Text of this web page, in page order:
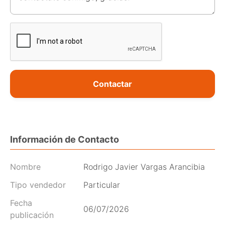
Contactar
Información de Contacto
Nombre
Rodrigo Javier Vargas Arancibia
Tipo vendedor
Particular
Fecha
publicación
06/07/2026